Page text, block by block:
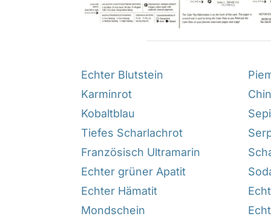
Echter Blutstein
Karminrot
Kobaltblau
Tiefes Scharlachrot
Französisch Ultramarin
Echter grüner Apatit
Echter Hämatit
Mondschein